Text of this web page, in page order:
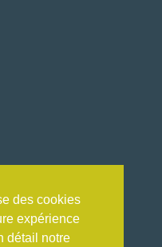
des cookies
expérience
détail notre